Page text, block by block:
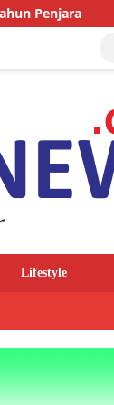
ULP PLN
Lifestyle